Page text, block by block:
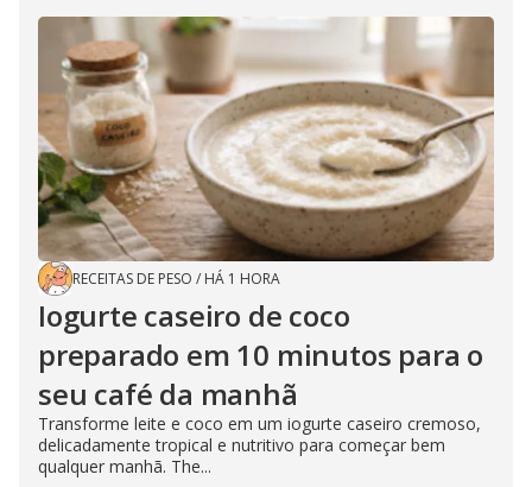
RECEITAS DE PESO / HÁ 1 HORA
Iogurte caseiro de coco
preparado em 10 minutos para o
seu café da manhã
Transforme leite e coco em um iogurte caseiro cremoso,
delicadamente tropical e nutritivo para começar bem
qualquer manhã. The...